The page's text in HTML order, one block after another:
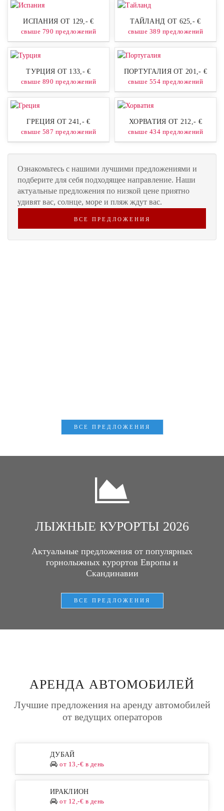
ИСПАНИЯ ОТ 129,- €
свыше 790 предложений
ТАЙЛАНД ОТ 625,- €
свыше 389 предложений
ТУРЦИЯ ОТ 133,- €
свыше 890 предложений
ПОРТУГАЛИЯ ОТ 201,- €
свыше 554 предложений
ГРЕЦИЯ ОТ 241,- €
свыше 587 предложений
ХОРВАТИЯ ОТ 212,- €
свыше 434 предложений
Oзнакомьтесь с нашими лучшими предложениями и
подберите для себя подходящее направление. Наши
актуальные предложения по низкой цене приятно
удивят вас, солнце, море и пляж ждут вас.
ВСЕ ПРЕДЛОЖЕНИЯ
ВСЕ ПРЕДЛОЖЕНИЯ
ЛЫЖНЫЕ КУРОРТЫ 2026
Актуальные предложения от популярных
горнолыжных курортов Европы и
Скандинавии
ВСЕ ПРЕДЛОЖЕНИЯ
АРЕНДА АВТОМОБИЛЕЙ
Лучшие предложения на аренду автомобилей
от ведущих операторов
ДУБАЙ
от 13,-€ в день
ИРАКЛИОН
от 12,-€ в день